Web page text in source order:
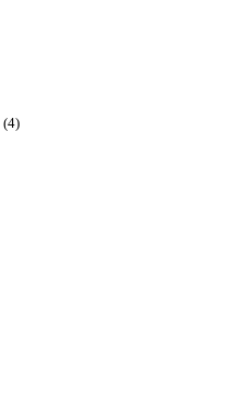
(4)